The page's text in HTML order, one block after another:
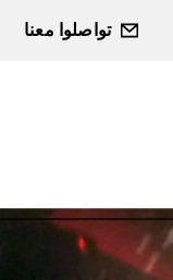
تواصلوا معنا